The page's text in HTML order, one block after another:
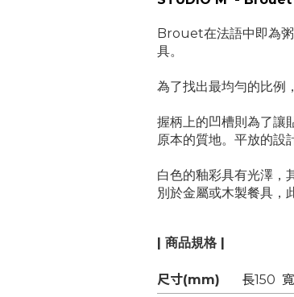
Brouet在法語中即為
具。
為了找出最均勻的比例
握柄上的凹槽則為了讓
原本的質地。平放的設
白色的釉彩具有光澤，
別於金屬或木製餐具，
| 商品規格 |
尺寸(mm)
長150